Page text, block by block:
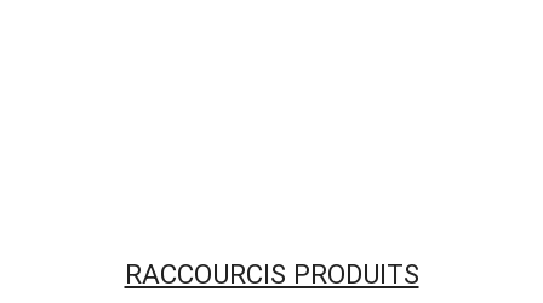
RACCOURCIS PRODUITS